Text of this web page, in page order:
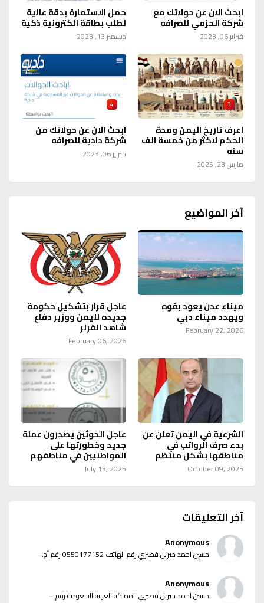
ابحث الان عن حولاتك مع
شركة الحزمي للصرافه
فبراير 06, 2023
حمل الاستمارة بدقة عالية
لطلب بطاقة الكترونية ذكية
ديسمبر 13, 2023
3
اعرف تاريخ اليمن ومدة
الحكم لاكثر من خمسة الف
سنه
مارس 23, 2025
4
ابحث الان عن حولاتك من
شركة دادية للصرافه
فبراير 06, 2023
آخر المواضيع
ميناء عدن يعود بقوه
ويهدد ميناء دبي
February 22, 2026
عاجل قرار بتشكيل حكومة
جديده لليمن ووزير دفاع
شاهد القرلر
February 06, 2026
الشرعية في اليمن تعلن عن
بدء صرف الرواتب في
مناطقها بشكل منتظم
October 09, 2025
عاجل الحوثين يصدرون عملة
جديد وخطورتها على
المواطنيين في مناطقهم
July 13, 2025
آخر التعليقات
Anonymous
حسين احمد جبريل قصيري رقم الهاتف 0550177152 رقم آخ...
Anonymous
حسين احمد جبريل قصيري المملكة العربية السعودية رقم...